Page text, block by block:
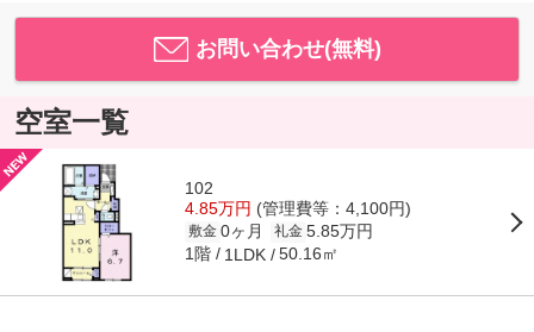
お問い合わせ(無料)
空室一覧
102
4.85万円 (管理費等：4,100円)
敷金 0ヶ月 礼金 5.85万円
1階 1LDK 50.16㎡